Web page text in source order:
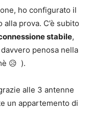
ho configurato il
prova. C’è subito
stabile,
penosa nella
😥 ).
alle 3 antenne
un appartemento di